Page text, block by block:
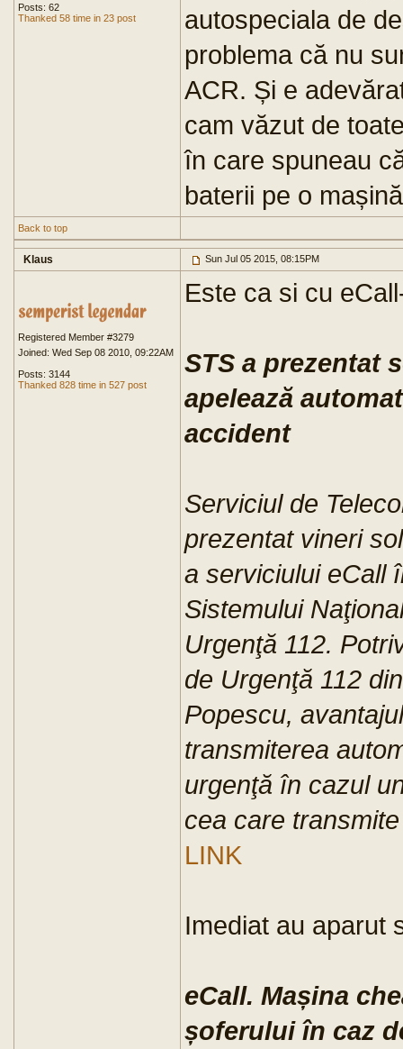
Posts: 62
Thanked 58 time in 23 post
autospeciala de
problema că nu
ACR. Și e
cam văzut de
în care spuneau
baterii pe o
Back to top
Klaus Sun Jul 05 2015, 08:15PM
Registered Member #3279
Joined: Wed Sep 08 2010, 09:22AM
Posts: 3144
Thanked 828 time in 527 post
Este ca si cu
STS a prezentat
apelează
accident
Serviciul de
prezentat vineri
a serviciului eCall
Sistemului
Urgenţă 112.
de Urgenţă 112
Popescu,
transmiterea
urgenţă în cazul
cea care
LINK
Imediat au aparut
eCall. Mașina
șoferului în caz